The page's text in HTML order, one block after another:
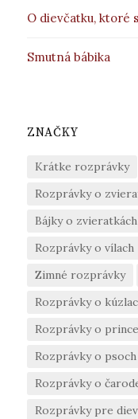
O dievčatku, ktoré
Smutná bábika
ZNAČKY
Krátke rozprávky
Rozprávky o
Bájky o zvieratkách
Rozprávky o vílach
Zimné rozprávky
Rozprávky o
Rozprávky o
Rozprávky o psoch
Rozprávky o
Rozprávky pre